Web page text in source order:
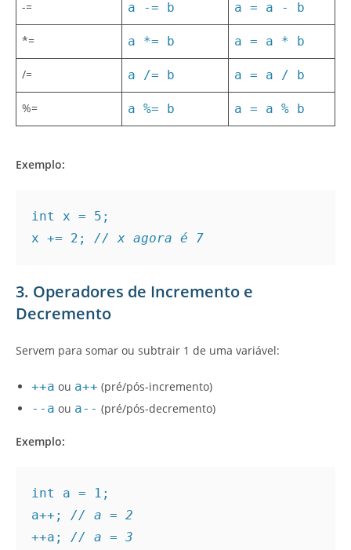
-= a -= b a = a - b
*= a *= b a = a * b
/= a /= b a = a / b
%= a %= b a = a % b
Exemplo:
int x = 5;
x += 2; // x agora é 7
3. Operadores de Incremento e
Decremento
Servem para somar ou subtrair 1 de uma variável:
++a ou a++ (pré/pós-incremento)
--a ou a-- (pré/pós-decremento)
Exemplo:
int a = 1;
a++; // a = 2
++a; // a = 3